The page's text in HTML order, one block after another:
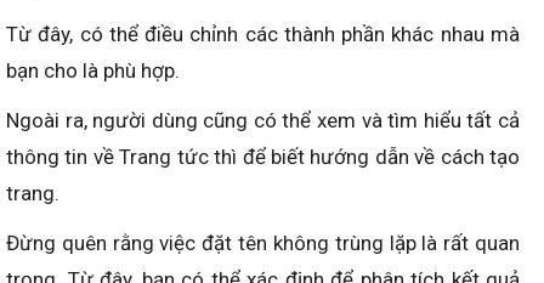
Từ đây, có thể điều chỉnh các thành phần khác nhau mà
bạn cho là phù hợp.
Ngoài ra, người dùng cũng có thể xem và tìm hiểu tất cả
thông tin về Trang tức thì để biết hướng dẫn về cách tạo
trang.
Đừng quên rằng việc đặt tên không trùng lặp là rất quan